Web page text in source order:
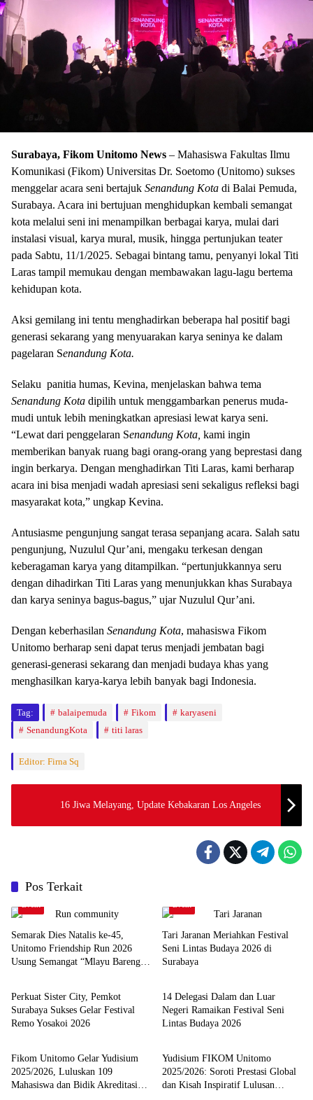
Surabaya, Fikom Unitomo News – Mahasiswa Fakultas Ilmu
Komunikasi (Fikom) Universitas Dr. Soetomo (Unitomo) sukses
menggelar acara seni bertajuk Senandung Kota di Balai Pemuda,
Surabaya. Acara ini bertujuan menghidupkan kembali semangat
kota melalui seni ini menampilkan berbagai karya, mulai dari
instalasi visual, karya mural, musik, hingga pertunjukan teater
pada Sabtu, 11/1/2025. Sebagai bintang tamu, penyanyi lokal Titi
Laras tampil memukau dengan membawakan lagu-lagu bertema
kehidupan kota.
Aksi gemilang ini tentu menghadirkan beberapa hal positif bagi
generasi sekarang yang menyuarakan karya seninya ke dalam
pagelaran Senandung Kota.
Selaku panitia humas, Kevina, menjelaskan bahwa tema
Senandung Kota dipilih untuk menggambarkan penerus muda-
mudi untuk lebih meningkatkan apresiasi lewat karya seni.
“Lewat dari penggelaran Senandung Kota, kami ingin
memberikan banyak ruang bagi orang-orang yang beprestasi dang
ingin berkarya. Dengan menghadirkan Titi Laras, kami berharap
acara ini bisa menjadi wadah apresiasi seni sekaligus refleksi bagi
masyarakat kota,” ungkap Kevina.
Antusiasme pengunjung sangat terasa sepanjang acara. Salah satu
pengunjung, Nuzulul Qur’ani, mengaku terkesan dengan
keberagaman karya yang ditampilkan. “pertunjukkannya seru
dengan dihadirkan Titi Laras yang menunjukkan khas Surabaya
dan karya seninya bagus-bagus,” ujar Nuzulul Qur’ani.
Dengan keberhasilan Senandung Kota, mahasiswa Fikom
Unitomo berharap seni dapat terus menjadi jembatan bagi
generasi-generasi sekarang dan menjadi budaya khas yang
menghasilkan karya-karya lebih banyak bagi Indonesia.
Tag: balaipemuda Fikom
karyaseni
SenandungKota
titi laras
Editor: Firna Sq
16 Jiwa Melayang, Update Kebakaran Los Angeles
Pos Terkait
Semarak Dies Natalis ke-45,
Unitomo Friendship Run 2026
Usung Semangat “Mlayu Bareng,
Tari Jaranan Meriahkan Festival
Seni Lintas Budaya 2026 di
Surabaya
Event
Perkuat Sister City, Pemkot
Surabaya Sukses Gelar Festival
Remo Yosakoi 2026
Event
14 Delegasi Dalam dan Luar
Negeri Ramaikan Festival Seni
Lintas Budaya 2026
Berita Utama
Fikom Unitomo Gelar Yudisium
2025/2026, Luluskan 109
Mahasiswa dan Bidik Akreditasi
Berita Utama
Yudisium FIKOM Unitomo
2025/2026: Soroti Prestasi Global
dan Kisah Inspiratif Lulusan